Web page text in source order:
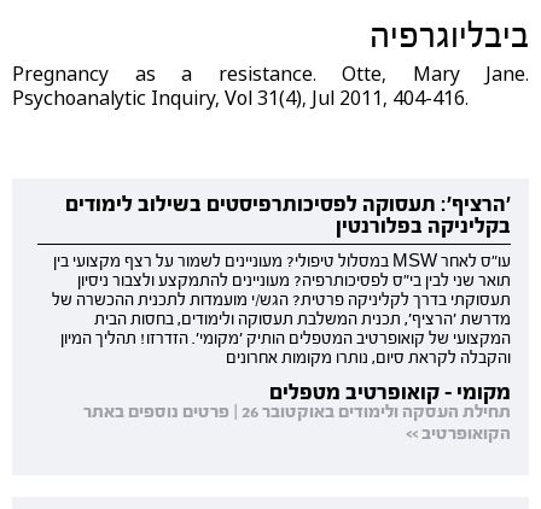
ביבליוגרפיה
Pregnancy as a resistance. Otte, Mary Jane.
Psychoanalytic Inquiry, Vol 31(4), Jul 2011, 404-416.
'הרציף': תעסוקה לפסיכותרפיסטים בשילוב לימודים
בקליניקה בפלורנטין
עו"ס לאחר MSW במסלול טיפולי? מעוניינים לשמור על רצף מקצועי בין
תואר שני לבין בי"ס לפסיכותרפיה? מעוניינים להתמקצע ולצבור ניסיון
תעסוקתי בדרך לקליניקה פרטית? הגש/י מועמדות לתכנית ההכשרה של
מדרשת 'הרציף', תכנית המשלבת תעסוקה ולימודים, בחסות הבית
המקצועי של קואופרטיב המטפלים הותיק 'מקומי'. הזדרזו! תהליך המיון
והקבלה לקראת סיום, נותרו מקומות אחרונים
מקומי - קואופרטיב מטפלים
תחילת העסקה ולימודים באוקטובר 26 | פרטים נוספים באתר
הקואופרטיב >>